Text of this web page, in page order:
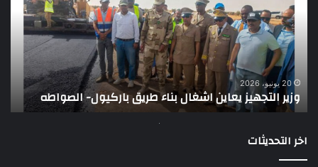
اشغال
بناء
طريق
باركيول-
الصواطه
20 يونيو، 2026
وزير التجهيز يعاين اشغال بناء طريق باركيول- الصواطه
اخر التحديثات